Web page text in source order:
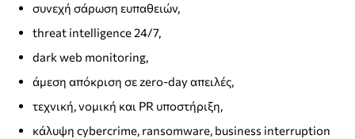
συνεχή σάρωση ευπαθειών,
threat intelligence 24/7,
dark web monitoring,
άμεση απόκριση σε zero‑day απειλές,
τεχνική, νομική και PR υποστήριξη,
κάλυψη cybercrime, ransomware, business interruption